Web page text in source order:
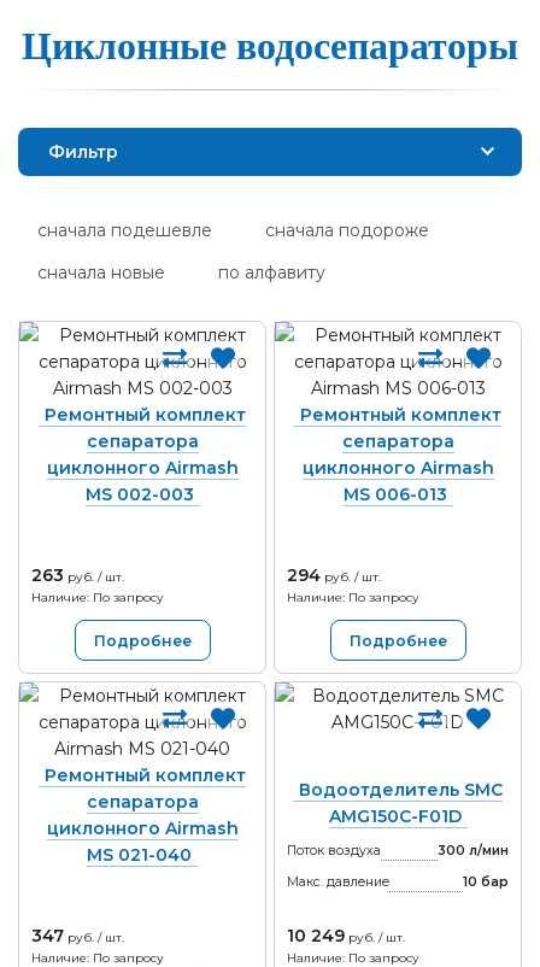
Цик­лонные во­до­се­па­ра­то­ры
Фильтр
сначала подешевле
сначала подороже
сначала новые
по алфавиту
Ремонтный комплект
сепаратора
циклонного Airmash
MS 002-003
263 руб. / шт.
Наличие: По запросу
Подробнее
Ремонтный комплект
сепаратора
циклонного Airmash
MS 006-013
294 руб. / шт.
Наличие: По запросу
Подробнее
Ремонтный комплект
сепаратора
циклонного Airmash
MS 021-040
347 руб. / шт.
Наличие: По запросу
Водоотделитель SMC
AMG150C-F01D
Поток воздуха
300 л/мин
Макс. давление
10 бар
10 249 руб. / шт.
Наличие: По запросу